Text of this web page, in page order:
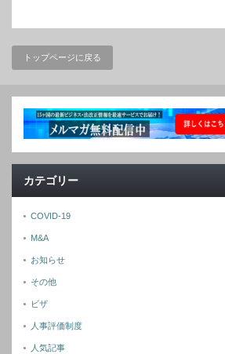
トップページに戻る
カテゴリー
COVID-19
M&A
お知らせ
その他
ビザ
人事評価制度
人気記事